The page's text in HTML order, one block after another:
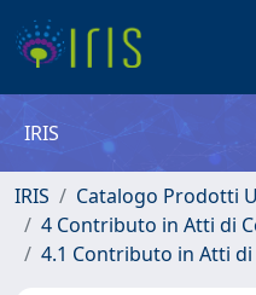
IRIS
IRIS
Catalogo Prodotti
4 Contributo in Atti di
4.1 Contributo in Atti